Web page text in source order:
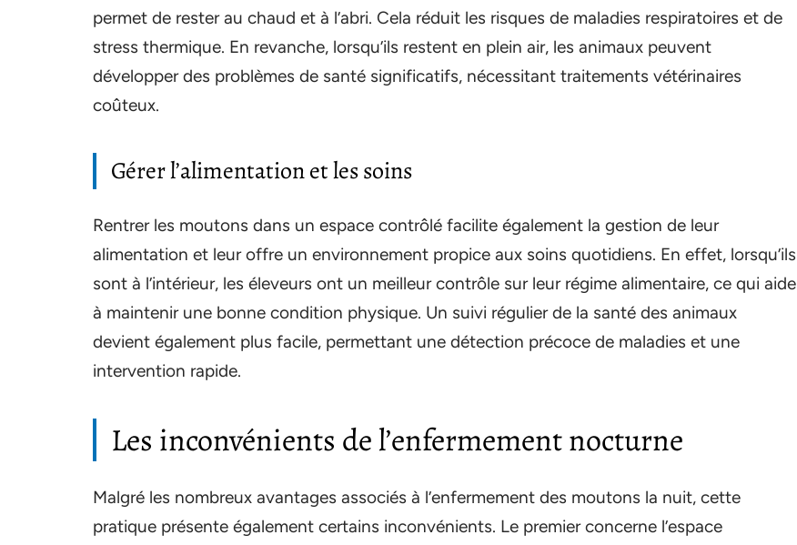
permet de rester au chaud et à l’abri. Cela réduit les risques de maladies respiratoires et de
stress thermique. En revanche, lorsqu’ils restent en plein air, les animaux peuvent
développer des problèmes de santé significatifs, nécessitant traitements vétérinaires
coûteux.
Gérer l’alimentation et les soins
Rentrer les moutons dans un espace contrôlé facilite également la gestion de leur
alimentation et leur offre un environnement propice aux soins quotidiens. En effet, lorsqu’ils
sont à l’intérieur, les éleveurs ont un meilleur contrôle sur leur régime alimentaire, ce qui aide
à maintenir une bonne condition physique. Un suivi régulier de la santé des animaux
devient également plus facile, permettant une détection précoce de maladies et une
intervention rapide.
Les inconvénients de l’enfermement nocturne
Malgré les nombreux avantages associés à l’enfermement des moutons la nuit, cette
pratique présente également certains inconvénients. Le premier concerne l’espace